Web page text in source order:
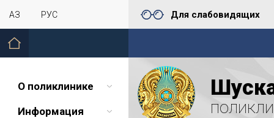
ҚАЗ РУС Для слабовидящих
О поликлинике
Информация